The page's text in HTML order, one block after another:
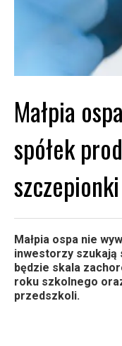
Małpia
spółek
szczepionki
Małpia ospa nie
inwestorzy szukają
będzie skala
roku szkolnego
przedszkoli.